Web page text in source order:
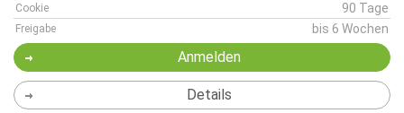
Cookie 90 Tage
Freigabe bis 6 Wochen
Anmelden
Details